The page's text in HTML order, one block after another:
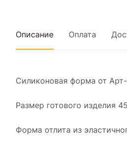
Описание Оплата
Силиконовая форма от
Размер готового изделия
Форма отлита из